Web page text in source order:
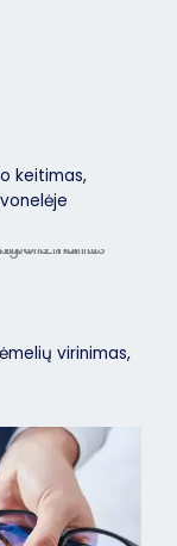
keitimas,
virinimas,